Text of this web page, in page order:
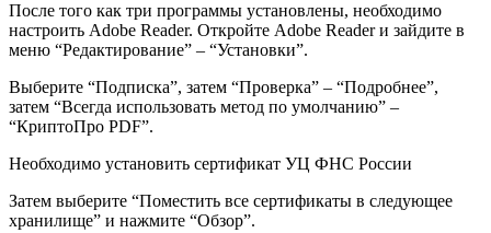
После того как три программы установлены, необходимо
настроить Adobe Reader. Откройте Adobe Reader и зайдите в
меню “Редактирование” – “Установки”.
Выберите “Подписка”, затем “Проверка” – “Подробнее”,
затем “Всегда использовать метод по умолчанию” –
“КриптоПро PDF”.
Необходимо установить сертификат УЦ ФНС России
Затем выберите “Поместить все сертификаты в следующее
хранилище” и нажмите “Обзор”.